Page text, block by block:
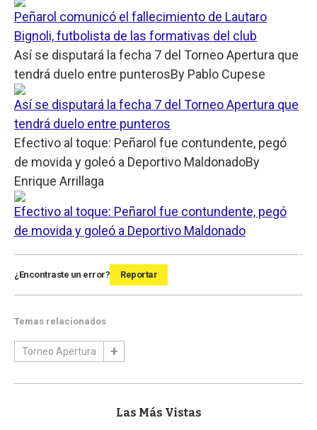
Peñarol comunicó el fallecimiento de Lautaro
Bignoli, futbolista de las formativas del club
Así se disputará la fecha 7 del Torneo Apertura que
tendrá duelo entre punterosBy Pablo Cupese
Así se disputará la fecha 7 del Torneo Apertura que
tendrá duelo entre punteros
Efectivo al toque: Peñarol fue contundente, pegó
de movida y goleó a Deportivo MaldonadoBy
Enrique Arrillaga
Efectivo al toque: Peñarol fue contundente, pegó
de movida y goleó a Deportivo Maldonado
¿Encontraste un error? Reportar
Temas relacionados
Torneo Apertura
Las Más Vistas